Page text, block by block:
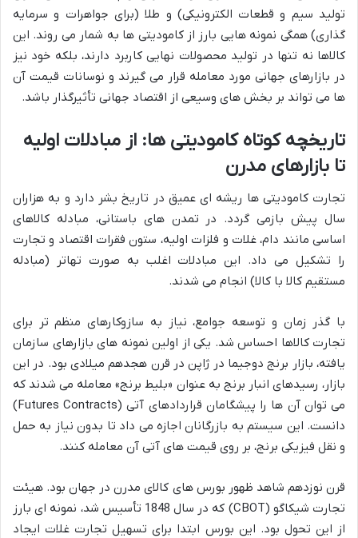
تولید سیم و قطعات الکترونیکی) و طلا (برای جواهرات و سرمایه
گذاری) همگی نمونه هایی بارز از کامودیتی ها به شمار می روند. این
کالاها نه تنها در تولید محصولات نهایی کاربرد دارند، بلکه خود نیز
در بازارهای جهانی مورد معامله قرار می گیرند و نوسانات قیمت آن
ها می تواند بر بخش های وسیعی از اقتصاد جهانی تأثیرگذار باشد.
تاریخچه کوتاه کامودیتی ها: از مبادلات اولیه
تا بازارهای مدرن
تجارت کامودیتی ها ریشه ای عمیق در تاریخ بشر دارد و به هزاران
سال پیش بازمی گردد. در تمدن های باستانی، مبادله کالاهای
اساسی مانند دام، غلات و فلزات اولیه، ستون فقرات اقتصاد و تجارت
را تشکیل می داد. این مبادلات اغلب به صورت تهاتر (مبادله
مستقیم کالا با کالا) انجام می شدند.
با گذر زمان و توسعه جوامع، نیاز به سازوکارهای منظم تر برای
تجارت کالاها احساس شد. یکی از اولین نمونه های بازارهای سازمان
یافته، بازار برنج دوجیما در ژاپن در قرن هجدهم میلادی بود. در این
بازار، رسیدهای انبار برنج به عنوان «بلیط برنج» معامله می شدند که
می توان آن ها را پیشگامان قراردادهای آتی (Futures Contracts)
دانست. این سیستم به بازرگانان اجازه می داد تا بدون نیاز به حمل
و نقل فیزیکی برنج، بر روی قیمت های آتی آن معامله کنند.
قرن نوزدهم شاهد ظهور بورس های کالای مدرن در جهان بود. هیئت
تجارت شیکاگو (CBOT) که در سال 1848 تأسیس شد، نمونه ای بارز
از این تحول بود. این بورس ابتدا برای تسهیل تجارت غلات ایجاد